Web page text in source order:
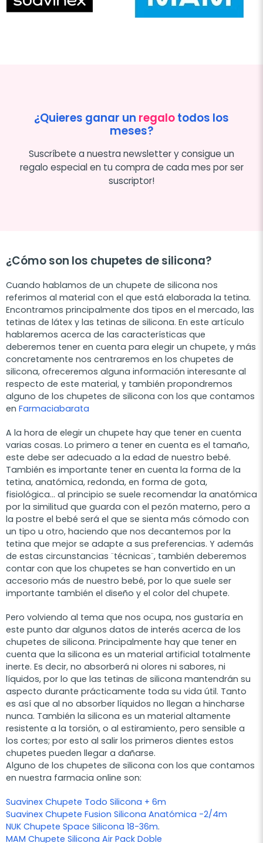
¿Quieres ganar un regalotodos los
meses?
Suscríbete a nuestra newsletter y consigue un
regalo especial en tu compra de cada mes por ser
suscriptor!
¿Cómo son los chupetes de silicona?
Cuando hablamos de un chupete de silicona nos
referimos al material con el que está elaborada la tetina.
Encontramos principalmente dos tipos en el mercado, las
tetinas de látex y las tetinas de silicona. En este artículo
hablaremos acerca de las características que
deberemos tener en cuenta para elegir un chupete, y más
concretamente nos centraremos en los chupetes de
silicona, ofreceremos alguna información interesante al
respecto de este material, y también propondremos
alguno de los chupetes de silicona con los que contamos
en Farmaciabarata
A la hora de elegir un chupete hay que tener en cuenta
varias cosas. Lo primero a tener en cuenta es el tamaño,
este debe ser adecuado a la edad de nuestro bebé.
También es importante tener en cuenta la forma de la
tetina, anatómica, redonda, en forma de gota,
fisiológica… al principio se suele recomendar la anatómica
por la similitud que guarda con el pezón materno, pero a
la postre el bebé será el que se sienta más cómodo con
un tipo u otro, haciendo que nos decantemos por la
tetina que mejor se adapte a sus preferencias. Y además
de estas circunstancias ¨técnicas¨, también deberemos
contar con que los chupetes se han convertido en un
accesorio más de nuestro bebé, por lo que suele ser
importante también el diseño y el color del chupete.
Pero volviendo al tema que nos ocupa, nos gustaría en
este punto dar algunos datos de interés acerca de los
chupetes de silicona. Principalmente hay que tener en
cuenta que la silicona es un material artificial totalmente
inerte. Es decir, no absorberá ni olores ni sabores, ni
líquidos, por lo que las tetinas de silicona mantendrán su
aspecto durante prácticamente toda su vida útil. Tanto
es así que al no absorber líquidos no llegan a hincharse
nunca. También la silicona es un material altamente
resistente a la torsión, o al estiramiento, pero sensible a
los cortes; por esto al salir los primeros dientes estos
chupetes pueden llegar a dañarse.
Alguno de los chupetes de silicona con los que contamos
en nuestra farmacia online son:
Suavinex Chupete Todo Silicona + 6m
Suavinex Chupete Fusion Silicona Anatómica -2/4m
NUK Chupete Space Silicona 18-36m.
MAM Chupete Silicona Air Pack Doble